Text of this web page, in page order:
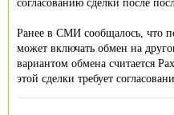
согласованию сделки после
Ранее в СМИ сообщалось, что
может включать обмен на
вариантом обмена считается
этой сделки требует